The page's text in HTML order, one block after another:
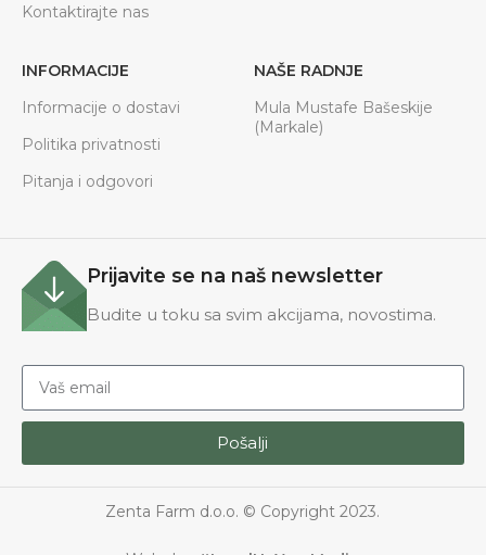
Kontaktirajte nas
INFORMACIJE
Informacije o dostavi
Politika privatnosti
Pitanja i odgovori
NAŠE RADNJE
Mula Mustafe Bašeskije
(Markale)
Prijavite se na naš newsletter
Budite u toku sa svim akcijama, novostima.
Pošalji
Zenta Farm d.o.o. © Copyright 2023.